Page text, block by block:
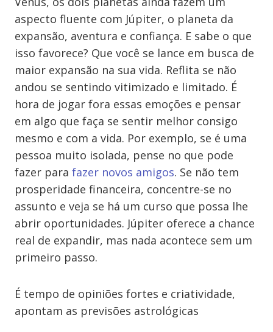
aspecto fluente com Júpiter, o planeta da
expansão, aventura e confiança. E sabe o que
isso favorece? Que você se lance em busca de
maior expansão na sua vida. Reflita se não
andou se sentindo vitimizado e limitado. É
hora de jogar fora essas emoções e pensar
em algo que faça se sentir melhor consigo
mesmo e com a vida. Por exemplo, se é uma
pessoa muito isolada, pense no que pode
fazer para fazer novos amigos. Se não tem
prosperidade financeira, concentre-se no
assunto e veja se há um curso que possa lhe
abrir oportunidades. Júpiter oferece a chance
real de expandir, mas nada acontece sem um
primeiro passo.
É tempo de opiniões fortes e criatividade,
apontam as previsões astrológicas